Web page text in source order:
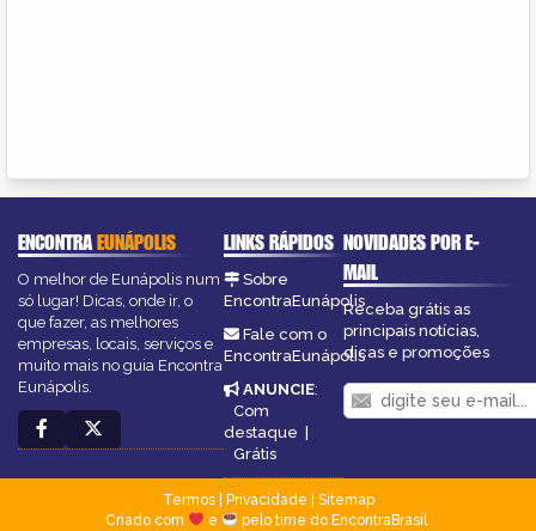
ENCONTRAEUNÁPOLIS
O melhor de Eunápolis num
só lugar! Dicas, onde ir, o
que fazer, as melhores
empresas, locais, serviços e
muito mais no guia Encontra
Eunápolis.
LINKS RÁPIDOS
Sobre
EncontraEunápolis
Fale com o
EncontraEunápolis
ANUNCIE:
Com
destaque |
Grátis
NOVIDADES POR E-
MAIL
Receba grátis as
principais notícias,
dicas e promoções
Termos| Privacidade
Sitemap
Criado com
e pelo time do EncontraBrasil